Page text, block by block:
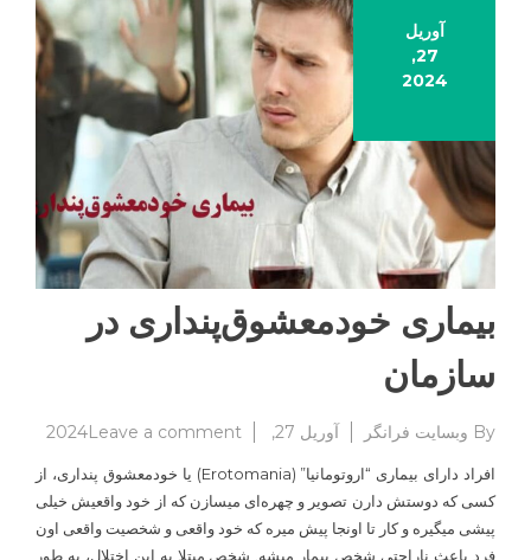
آوریل
27,
2024
بیماری خودمعشوق‌پنداری در
سازمان
By وبسایت فرانگر آوریل 27, 2024 Leave a comment
on
در
افراد دارای بیماری “اروتومانیا” (Erotomania) یا خودمعشوق پنداری، از
کسی که دوستش دارن تصویر و چهره‌ای میسازن که از خود واقعیش خیلی
پیشی میگیره و کار تا اونجا پیش میره که خود واقعی و شخصیت واقعی اون
فرد باعث ناراحتی شخص بیمار میشه. شخص مبتلا به این اختلال، به طور